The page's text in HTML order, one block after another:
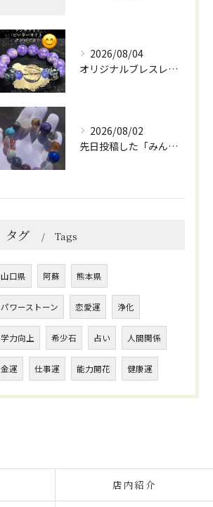
2026/08/04
オリジナルブレスレット作成してみました😊
2026/08/02
先日投稿した「みんなを笑顔にしてくれるブレスレット」に
タグ Tags
山口県 阿蘇 熊本県
パワーストーン 恋愛運 浄化
学力向上 希少石 占い 人間関係
金運 仕事運 能力開花 健康運
店内紹介